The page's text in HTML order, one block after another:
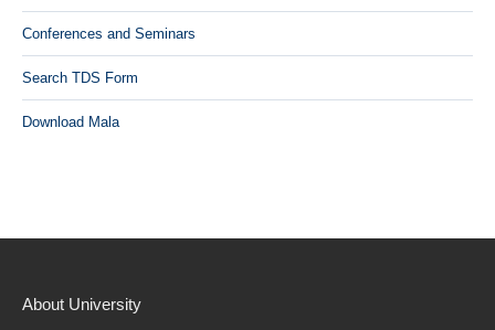
Conferences and Seminars
Search TDS Form
Download Mala
About University